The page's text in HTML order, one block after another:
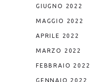
GIUGNO 2022
MAGGIO 2022
APRILE 2022
MARZO 2022
FEBBRAIO 2022
GENNAIO 2022